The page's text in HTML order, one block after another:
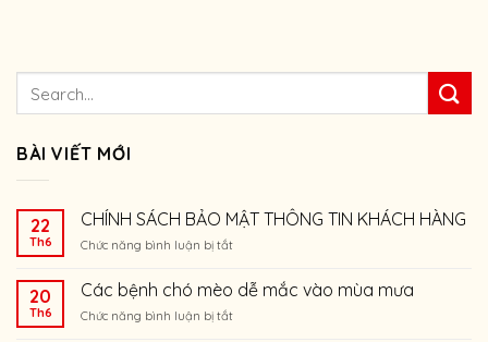
BÀI VIẾT MỚI
22
Th6
CHÍNH SÁCH BẢO MẬT THÔNG TIN KHÁCH HÀNG
Chức năng bình luận bị tắtở
SÁCH
BẢO
MẬT
20
Th6
Các bệnh chó mèo dễ mắc vào mùa mưa
Chức năng bình luận bị tắtở